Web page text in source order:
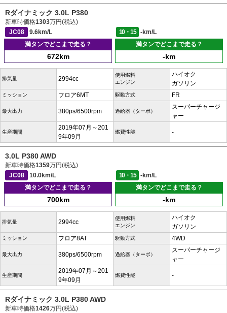
Rダイナミック 3.0L P380
新車時価格1303万円(税込)
JC08
9.6km/L 10・15
-km/L
満タンでどこまで走る？
672km
満タンでどこまで走る？
-km
排気量 2994cc
使用燃料
エンジン
ハイオク
ガソリン
ミッション フロア6MT 駆動方式 FR
最大出力 380ps/6500rpm 過給器（ターボ）
スーパーチャージ
ャー
生産期間
2019年07月～201
9年09月
燃費性能 -
3.0L P380 AWD
新車時価格1359万円(税込)
JC08
10.0km/L 10・15
-km/L
満タンでどこまで走る？
700km
満タンでどこまで走る？
-km
排気量 2994cc
使用燃料
エンジン
ハイオク
ガソリン
ミッション フロア8AT 駆動方式 4WD
最大出力 380ps/6500rpm 過給器（ターボ）
スーパーチャージ
ャー
生産期間
2019年07月～201
9年09月
燃費性能 -
Rダイナミック 3.0L P380 AWD
新車時価格1426万円(税込)